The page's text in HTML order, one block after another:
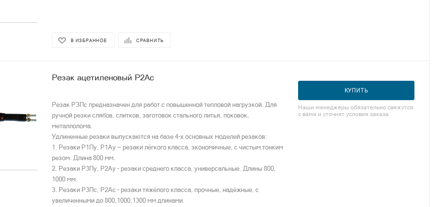
В ИЗБРАННОЕ СРАВНИТЬ
Резак ацетиленовый Р2Ас
Резак РЗПс предназначен для работ с повышенной тепловой нагрузкой. Для
ручной резки слябов, слитков, заготовок стального литья, поковок,
металлолома.
Удлиненные резаки выпускаются на базе 4-х основных моделей резаков:
1. Резаки Р1Пу, Р1Ау — резаки лёгкого класса, экономичные, с чистым тонким
резом. Длина 800 мм.
2. Резаки Р3Пу, Р2Ау – резаки среднего класса, универсальные. Длины 800,
1000 мм.
3. Резаки Р3Пс, Р2Ас – резаки тяжёлого класса, прочные, надёжные, с
увеличенными до 800,1000,1300 мм длинами.
КУПИТЬ
Наши менеджеры обязательно свяжутся
с вами и уточнят условия заказа